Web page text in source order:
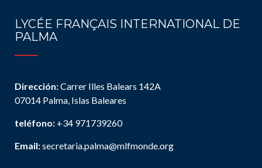
LYCÉE FRANÇAIS INTERNATIONAL DE
PALMA
Dirección:Carrer Illes Balears 142A
07014 Palma, Islas Baleares
teléfono: +34 971739260
Email:secretaria.palma@mlfmonde.org